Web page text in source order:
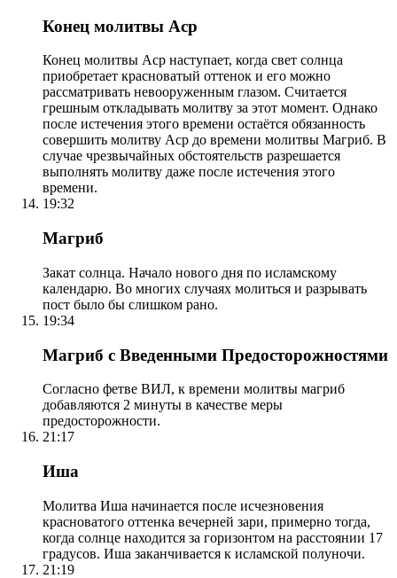
Конец молитвы Аср
Конец молитвы Аср наступает, когда свет солнца
приобретает красноватый оттенок и его можно
рассматривать невооруженным глазом. Считается
грешным откладывать молитву за этот момент. Однако
после истечения этого времени остаётся обязанность
совершить молитву Аср до времени молитвы Магриб. В
случае чрезвычайных обстоятельств разрешается
выполнять молитву даже после истечения этого
времени.
19:32
Магриб
Закат солнца. Начало нового дня по исламскому
календарю. Во многих случаях молиться и разрывать
пост было бы слишком рано.
19:34
Магриб с Введенными Предосторожностями
Согласно фетве ВИЛ, к времени молитвы магриб
добавляются 2 минуты в качестве меры
предосторожности.
21:17
Иша
Молитва Иша начинается после исчезновения
красноватого оттенка вечерней зари, примерно тогда,
когда солнце находится за горизонтом на расстоянии 17
градусов. Иша заканчивается к исламской полуночи.
21:19